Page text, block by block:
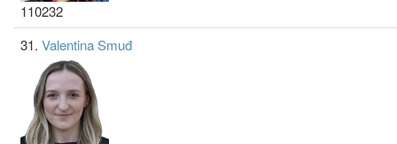
110232
31. Valentina Smuđ